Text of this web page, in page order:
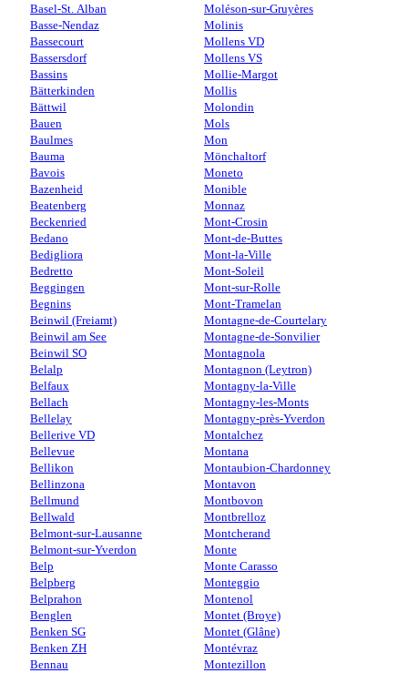
Basel-St. Alban
Basse-Nendaz
Bassecourt
Bassersdorf
Bassins
Bätterkinden
Bättwil
Bauen
Baulmes
Bauma
Bavois
Bazenheid
Beatenberg
Beckenried
Bedano
Bedigliora
Bedretto
Beggingen
Begnins
Beinwil (Freiamt)
Beinwil am See
Beinwil SO
Belalp
Belfaux
Bellach
Bellelay
Bellerive VD
Bellevue
Bellikon
Bellinzona
Bellmund
Bellwald
Belmont-sur-Lausanne
Belmont-sur-Yverdon
Belp
Belpberg
Belprahon
Benglen
Benken SG
Benken ZH
Bennau
Moléson-sur-Gruyères
Molinis
Mollens VD
Mollens VS
Mollie-Margot
Mollis
Molondin
Mols
Mon
Mönchaltorf
Moneto
Monible
Monnaz
Mont-Crosin
Mont-de-Buttes
Mont-la-Ville
Mont-Soleil
Mont-sur-Rolle
Mont-Tramelan
Montagne-de-Courtelary
Montagne-de-Sonvilier
Montagnola
Montagnon (Leytron)
Montagny-la-Ville
Montagny-les-Monts
Montagny-près-Yverdon
Montalchez
Montana
Montaubion-Chardonney
Montavon
Montbovon
Montbrelloz
Montcherand
Monte
Monte Carasso
Monteggio
Montenol
Montet (Broye)
Montet (Glâne)
Montévraz
Montezillon